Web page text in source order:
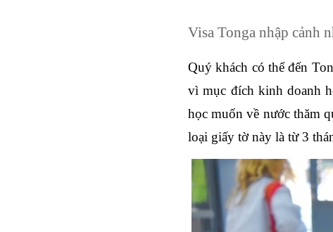
Visa Tonga nhập cảnh
Quý khách có thể đến
vì mục đích kinh doanh
học muốn về nước thăm
loại giấy tờ này là từ 3